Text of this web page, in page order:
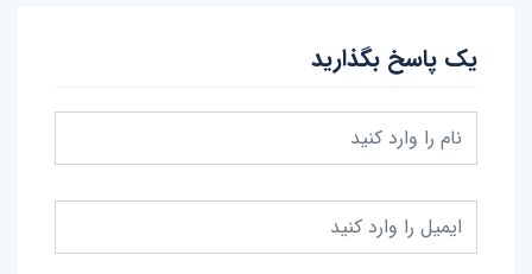
یک پاسخ بگذارید